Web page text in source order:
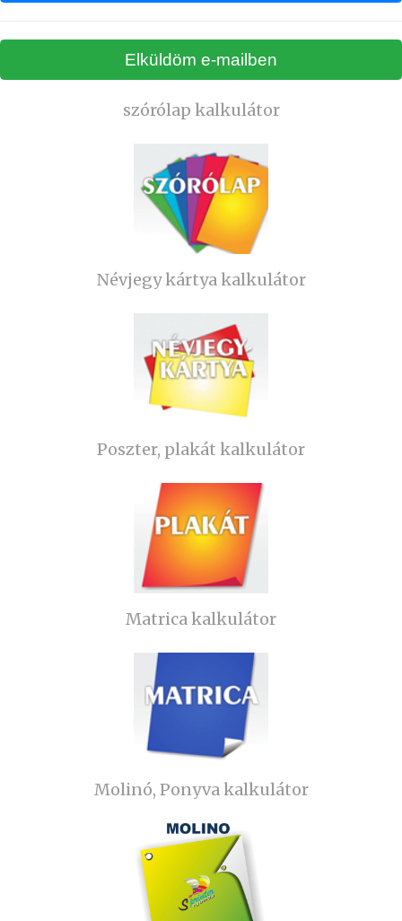
szórólap kalkulátor
Névjegy kártya kalkulátor
Poszter, plakát kalkulátor
Matrica kalkulátor
Molinó, Ponyva kalkulátor